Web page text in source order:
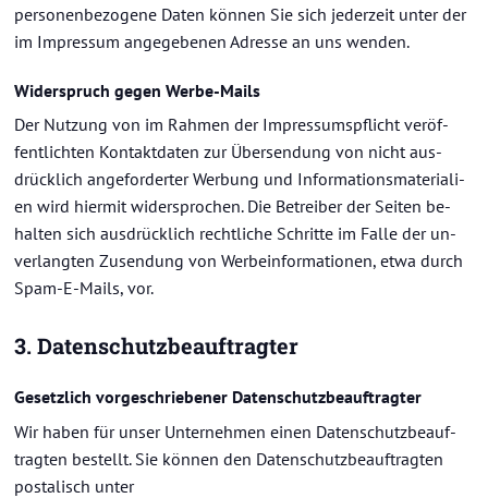
per­so­nen­be­zo­ge­ne Daten kön­nen Sie sich je­der­zeit unter der
im Im­pres­sum an­ge­ge­be­nen Adres­se an uns wen­den.
Wi­der­spruch gegen Werbe-​Mails
Der Nut­zung von im Rah­men der Im­pres­sums­pflicht ver­öf­
fent­lich­ten Kon­takt­da­ten zur Über­sen­dung von nicht aus­
drück­lich an­ge­for­der­ter Wer­bung und In­for­ma­ti­ons­ma­te­ria­li­
en wird hier­mit wi­der­spro­chen. Die Be­trei­ber der Sei­ten be­
hal­ten sich aus­drück­lich recht­li­che Schrit­te im Falle der un­
ver­lang­ten Zu­sen­dung von Wer­be­in­for­ma­tio­nen, etwa durch
Spam-​E-Mails, vor.
3. Da­ten­schutz­be­auf­trag­ter
Ge­setz­lich vor­ge­schrie­be­ner Da­ten­schutz­be­auf­trag­ter
Wir haben für unser Un­ter­neh­men einen Da­ten­schutz­be­auf­
trag­ten be­stellt. Sie kön­nen den Da­ten­schutz­be­auf­trag­ten
pos­ta­lisch unter